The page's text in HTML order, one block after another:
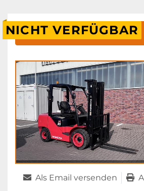
NICHT VERFÜGBAR
Kontaktieren
Als Email versenden